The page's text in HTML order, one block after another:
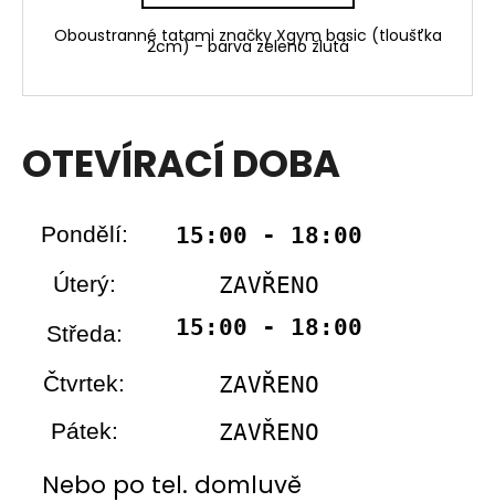
Oboustranné tatami značky Xgym basic (tloušťka
2cm) - barva zeleno žlutá
OTEVÍRACÍ DOBA
Pondělí: 15:00 - 18:00
Úterý: ZAVŘENO
Středa: 15:00 - 18:00
Čtvrtek: ZAVŘENO
Pátek: ZAVŘENO
Nebo po tel. domluvě